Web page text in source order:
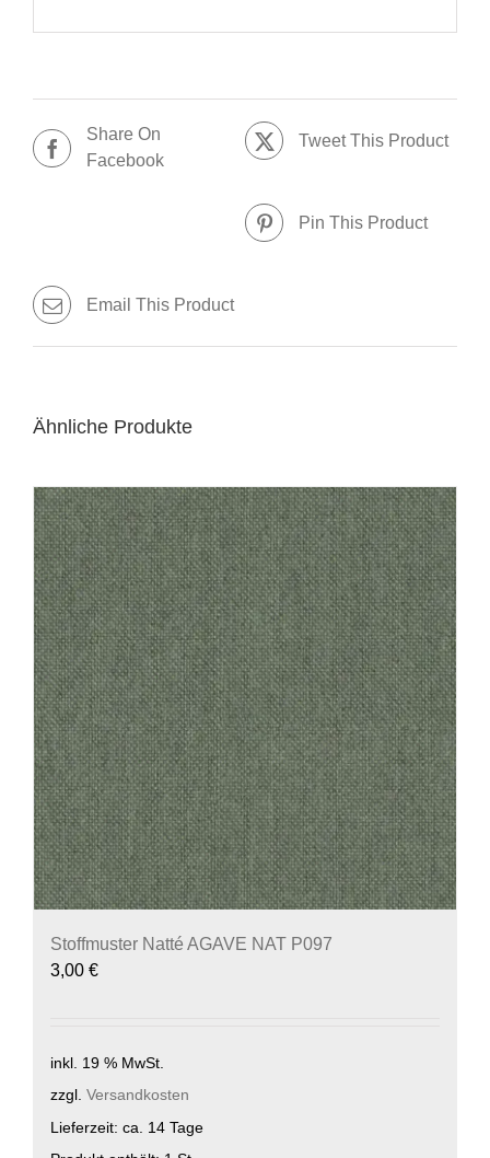
Share On
Facebook
Tweet This Product
Pin This Product
Email This Product
Ähnliche Produkte
Stoffmuster Natté AGAVE NAT P097
3,00 €
inkl. 19 % MwSt.
zzgl. Versandkosten
Lieferzeit: ca. 14 Tage